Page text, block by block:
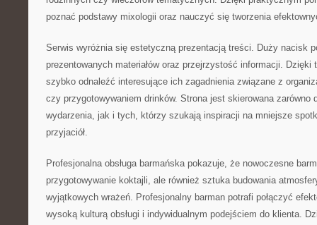
poznać podstawy mixologii oraz nauczyć się tworzenia
Serwis wyróżnia się estetyczną prezentacją treści. Duży nacisk
prezentowanych materiałów oraz przejrzystość informacji. Dzięki
szybko odnaleźć interesujące ich zagadnienia związane z
czy przygotowywaniem drinków. Strona jest skierowana zarówno
wydarzenia, jak i tych, którzy szukają inspiracji na mniejsze
przyjaciół.
Profesjonalna obsługa barmańska pokazuje, że nowoczesne
przygotowywanie koktajli, ale również sztuka budowania
wyjątkowych wrażeń. Profesjonalny barman potrafi połączyć
wysoką kulturą obsługi i indywidualnym podejściem do klienta.